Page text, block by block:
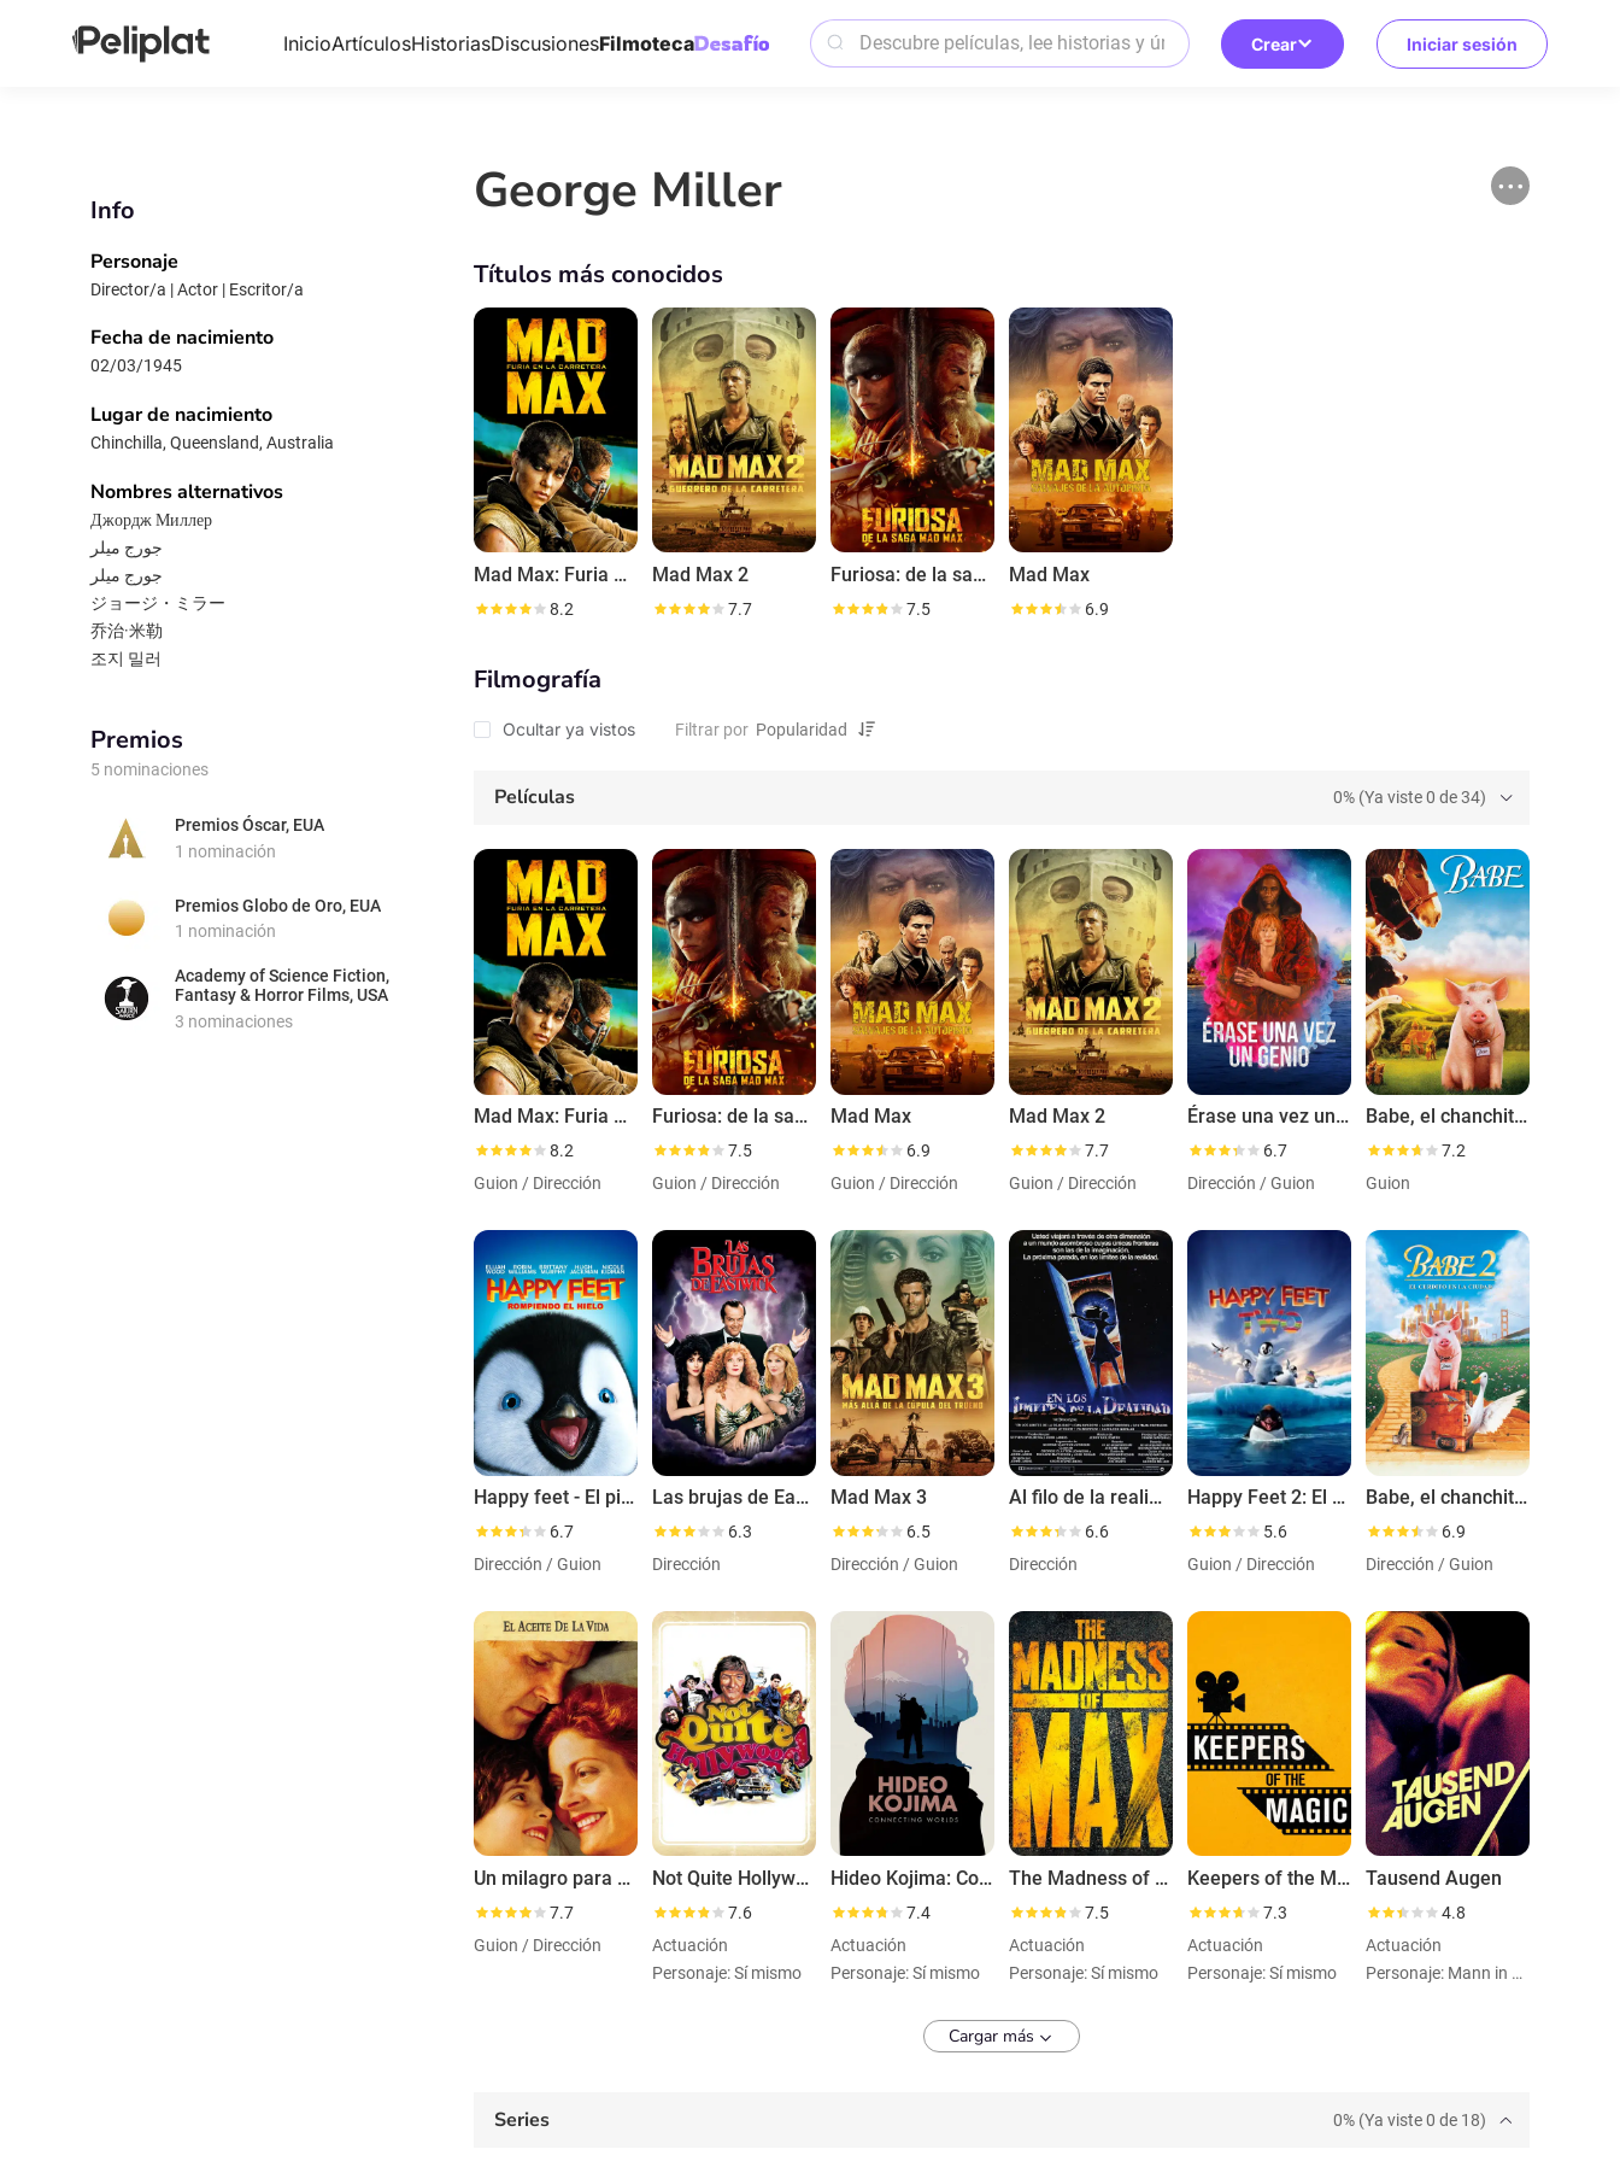
InicioArtículosHistoriasDiscusionesFilmoteca Crear Iniciar sesión
Info
Personaje
Director/a | Actor | Escritor/a
Fecha de nacimiento
02/03/1945
Lugar de nacimiento
Chinchilla, Queensland, Australia
Nombres alternativos
Джордж Миллер
جورج ميلر
جورج میلر
ジョージ・ミラー
乔治·米勒
조지 밀러
Premios
5 nominaciones
Premios Óscar, EUA
1 nominación
Premios Globo de Oro, EUA
1 nominación
Academy of Science Fiction,
Fantasy & Horror Films, USA
3 nominaciones
George Miller
Títulos más conocidos
Mad Max: Furia en el camino
8.2
Mad Max 2
7.7
Furiosa: de la saga Mad Max
7.5
Mad Max
6.9
Filmografía
Ocultar ya vistos Filtrar por
Películas 0% (Ya viste 0 de 34)
Mad Max: Furia en el camino
8.2
Guion / Dirección
Furiosa: de la saga Mad Max
7.5
Guion / Dirección
Mad Max
6.9
Guion / Dirección
Mad Max 2
7.7
Guion / Dirección
Érase una vez un genio
6.7
Dirección / Guion
Babe, el chanchito valiente
7.2
Guion
Happy feet - El pingüino
6.7
Dirección / Guion
Las brujas de Eastwick
6.3
Dirección
Mad Max 3
6.5
Dirección / Guion
Al filo de la realidad
6.6
Dirección
Happy Feet 2: El pingüino
5.6
Guion / Dirección
Babe, el chanchito en la ciudad
6.9
Dirección / Guion
Un milagro para Lorenzo
7.7
Guion / Dirección
Not Quite Hollywood: The Wild, Untold Story of Ozploitation!
7.6
Actuación
Personaje: Sí mismo
Hideo Kojima: Connecting Worlds
7.4
Actuación
Personaje: Sí mismo
The Madness of Max
7.5
Actuación
Personaje: Sí mismo
Keepers of the Magic
7.3
Actuación
Personaje: Sí mismo
Tausend Augen
4.8
Actuación
Personaje: Mann in der Fähre
Cargar más
Series 0% (Ya viste 0 de 18)